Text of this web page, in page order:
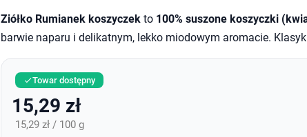
Ziółko Rumianek koszyczekto 100% suszone koszyczki
barwie naparu i delikatnym, lekko miodowym aromacie.
Towar dostępny
15,29 zł
15,29 zł / 100 g